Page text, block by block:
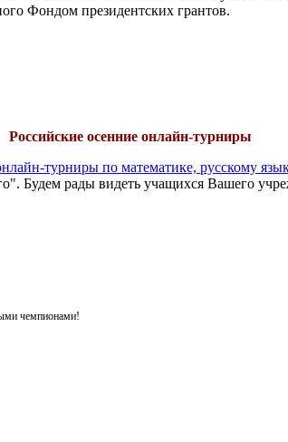
Фондом президентских грантов.
Российские осенние онлайн-турниры
турниры по математике, русскому
Будем рады видеть учащихся Вашего
чемпионами!